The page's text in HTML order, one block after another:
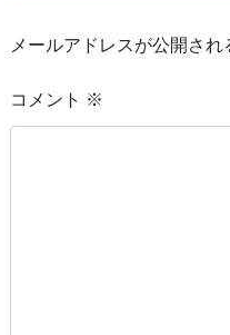
メールアドレスが公開され
コメント ※